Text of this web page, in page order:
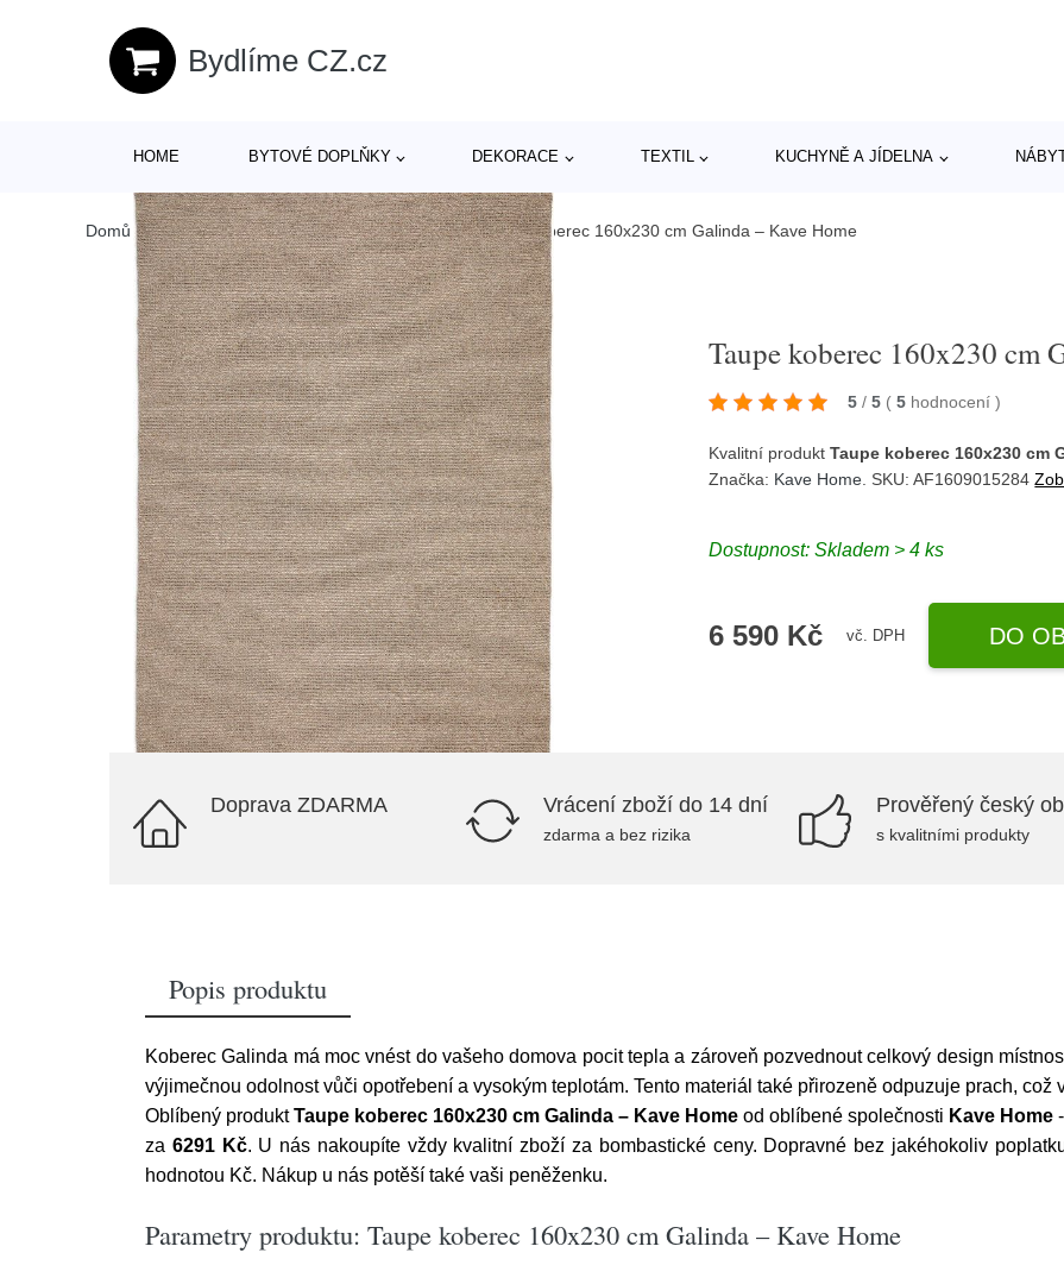
Bydlíme CZ.cz
HOME BYTOVÉ DOPLŇKY DEKORACE TEXTIL KUCHYNĚ A JÍDELNA
Domů /Produkty/> Koberce a rohožky > Koberce/Taupe koberec 160x230 cm Galinda – Kave Home
Taupe koberec 160x230 cm
5 / 5 ( 5 hodnocení)
Kvalitní produktTaupe koberec 160x230 cm
Značka: Kave Home . SKU: AF1609015284
Dostupnost:Skladem > 4 ks
6 590 Kč vč. DPH DO
Doprava ZDARMA Vrácení zboží do 14 dní
zdarma a bez rizika
Prověřený český
s kvalitními produkty
Popis produktu
Koberec Galinda má moc vnést do vašeho domova pocit tepla a zároveň pozvednout celkový design
výjimečnou odolnost vůči opotřebení a vysokým teplotám. Tento materiál také přirozeně odpuzuje prach,
Oblíbený produktTaupe koberec 160x230 cm Galinda – Kave Home od oblíbené společnosti Kave Home
za 6291 Kč. U nás nakoupíte vždy kvalitní zboží za bombastické ceny. Dopravné bez jakéhokoliv
hodnotou Kč. Nákup u nás potěší také vaši peněženku.
Parametry produktu: Taupe koberec 160x230 cm Galinda – Kave Home